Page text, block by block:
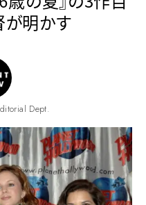
が明かす
Dept.